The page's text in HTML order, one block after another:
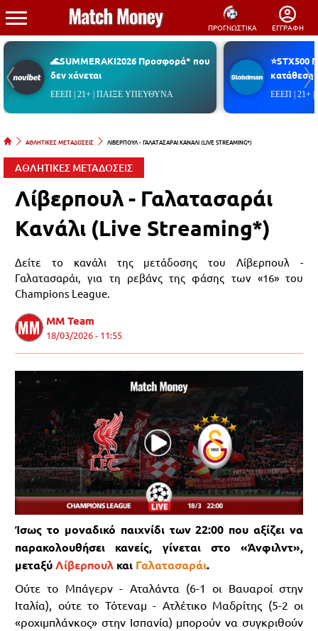
ΠΡΟΓΝΩΣΤΙΚΑ ΕΓΓΡΑΦΗ
🌊SUMMERAKI2026 Προσφορά* που
δεν χάνεται
ΕΕΕΠ | 21+ | ΠΑΙΞΕ ΥΠΕΥΘΥΝΑ
⭐STX500
ΕΕΕΠ | 21+
ΑΘΛΗΤΙΚΕΣ ΜΕΤΑΔΟΣΕΙΣ ΛΙΒΕΡΠΟΥΛ - ΓΑΛΑΤΑΣΑΡΑΙ ΚΑΝΑΛΙ (LIVE STREAMING*)
ΑΘΛΗΤΙΚΕΣ ΜΕΤΑΔΟΣΕΙΣ
Λίβερπουλ - Γαλατασαράι
Κανάλι (Live Streaming*)
Δείτε το κανάλι της μετάδοσης του Λίβερπουλ -
Γαλατασαράι, για τη ρεβάνς της φάσης των «16» του
Champions League.
MM Team
18/03/2026 - 11:55
Ίσως το μοναδικό παιχνίδι των 22:00 που αξίζει να
παρακολουθήσει κανείς, γίνεται στο «Άνφιλντ»,
μεταξύΛίβερπουλ και Γαλατασαράι.
Ούτε το Μπάγερν - Αταλάντα (6-1 οι Βαυαροί στην
Ιταλία), ούτε το Τότεναμ - Ατλέτικο Μαδρίτης (5-2 οι
«ροχιμπλάνκος» στην Ισπανία) μπορούν να συγκριθούν